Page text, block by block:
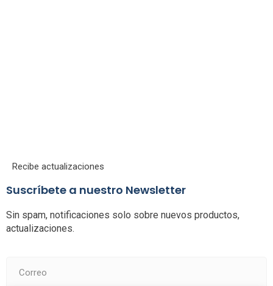
Recibe actualizaciones
Suscríbete a nuestro Newsletter
Sin spam, notificaciones solo sobre nuevos productos,
actualizaciones.